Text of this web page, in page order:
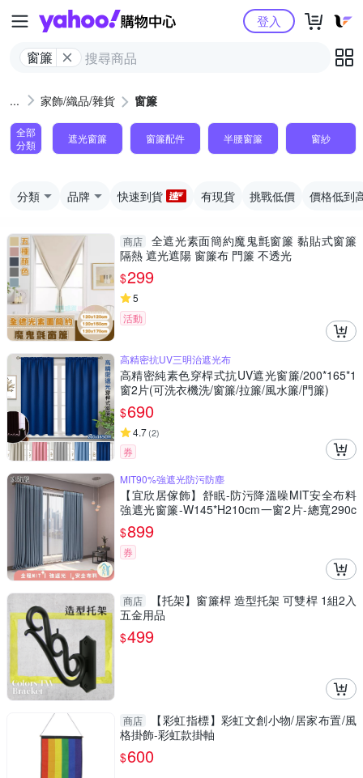
Yahoo購物中心
窗簾
登入
家飾/織品/雜貨 窗簾
全部
分類
遮光窗簾 窗簾配件 半腰窗簾 窗紗
分類 品牌 快速到貨 有現貨 挑戰低價 價格低到
商店
全遮光素面簡約魔鬼氈窗簾 黏貼式窗簾
隔熱 遮光遮陽 窗簾布 門簾 不透光
$299
5
活動
高精密抗UV三明治遮光布
高精密純素色穿桿式抗UV遮光窗簾/200*165*1
窗2片(可洗衣機洗/窗簾/拉簾/風水簾/門簾)
$690
4.7(2)
券
MIT90%強遮光防污防塵
【宜欣居傢飾】舒眠-防污降溫噪MIT安全布料
強遮光窗簾-W145*H210cm一窗2片-總寬290c
m(窗簾/拉簾/門簾/隔間/除舊佈新)
$899
券
商店
【托架】窗簾桿 造型托架 可雙桿 1組2入
五金用品
$499
商店
【彩虹指標】彩虹文創小物/居家布置/風
格掛飾-彩虹款掛軸
$600